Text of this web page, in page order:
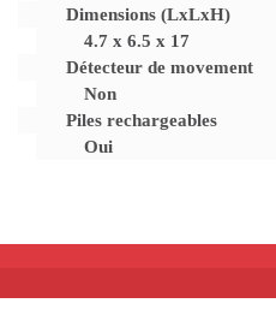
Dimensions (LxLxH)
4.7 x 6.5 x 17
Détecteur de movement
Non
Piles rechargeables
Oui